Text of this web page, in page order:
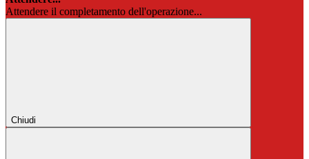
Attendere il completamento dell'operazione...
Chiudi